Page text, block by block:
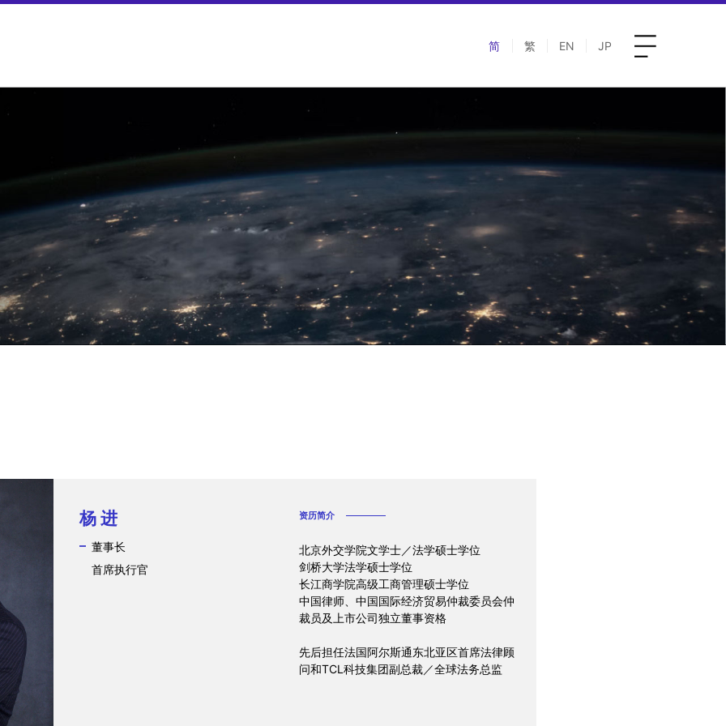
简 繁 EN JP
杨 进
董事长
首席执行官
资历简介
北京外交学院文学士／法学硕士学位
剑桥大学法学硕士学位
长江商学院高级工商管理硕士学位
中国律师、中国国际经济贸易仲裁委员会仲
裁员及上市公司独立董事资格
先后担任法国阿尔斯通东北亚区首席法律顾
问和TCL科技集团副总裁／全球法务总监